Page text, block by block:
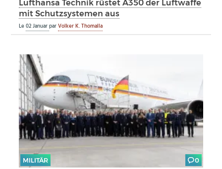
Lufthansa Technik rüstet A350 der Luftwaffe
mit Schutzsystemen aus
Le02 JanuarparVolker K. Thomalla
MILITÄR 0